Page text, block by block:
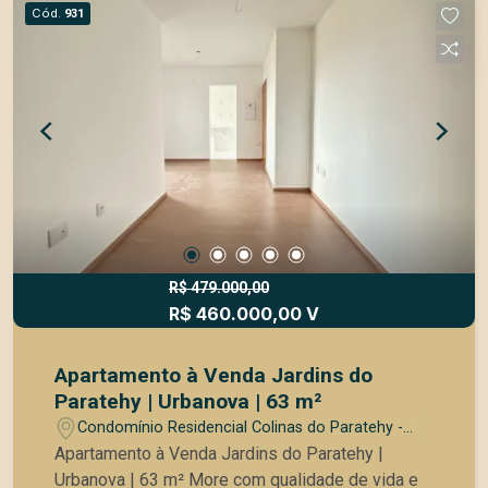
Diferenciais Exclusivos: Varanda aconchegante
Andar alto, com ótima vista Ambientes bem
tranquilidade Piscinas adulto e infantil Academia
bem equipada Salão de festas e salão de jogos
Churrasqueira para momentos especiais Quadra
poliesportiva Playground infantil Venha conhecer
esse incrível apartamento e aproveite essa
oportunidade única!
Cód. 931
R$ 479.000,00
R$ 460.000,00 V
Apartamento à Venda Jardins do
Paratehy | Urbanova | 63 m²
Condomínio Residencial Colinas do Paratehy -
São José dos Campos/SP
Apartamento à Venda Jardins do Paratehy |
Urbanova | 63 m² More com qualidade de vida e